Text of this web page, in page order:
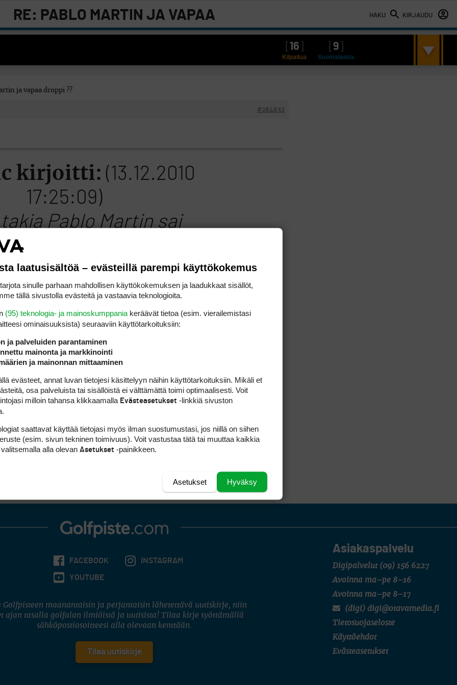
HAKU KIRJAUDU
RE: PABLO MARTIN JA VAPAA
DROPPI ??
16 9
Kilpailua Suomalaista
ja vapaa droppi ??
#284832
kirjoitti: (13.12.2010
17:25:09)
Pablo Martin sai
väylällä 17 vapaa
lyötyään bunkkerin
pallo upposi ?
in long grass, and despite a free drop needed four shots to find the green and three
uponneen pallon saa rangaistuksetta nostaa, puhdistaa ja pudottaa koko
Asiakaspalvelu
Digipalvelut (09) 156 6227
Avoinna ma–pe 8–16
Avoinna ma–pe 8–17
(digi) digi@otavamedia.fi
Tietosuojaseloste
Käyttöehdot
Evästeasetukset
FACEBOOK INSTAGRAM
YOUTUBE
Golfpisteen maanantaisin ja perjantaisin lähetettävä uutiskirje, niin
ajan tasalla golfalan ilmiöistä ja uutisista! Tilaa kirje syöttämällä
sähköpostiosoitteesi alla olevaan kenttään.
Tilaa uutiskirje
laatusisältöä – evästeillä parempi käyttökokemus
sinulle parhaan mahdollisen käyttökokemuksen ja laadukkaat sisällöt,
tällä sivustolla evästeitä ja vastaavia teknologioita.
(95) teknologia- ja mainoskumppania keräävät tietoa (esim. vierailemis­tasi
ominaisuuk­sista) seuraaviin käyttötarkoituksiin:
ja palveluiden parantaminen
mainonta ja markkinointi
ja mainonnan mittaaminen
evästeet, annat luvan tietojesi käsittelyyn näihin käyttötarkoituksiin. Mikäli et
osa palveluista tai sisällöistä ei välttämättä toimi optimaalisesti. Voit
milloin tahansa klikkaamalla Evästeasetukset -linkkiä sivuston
saattavat käyttää tietojasi myös ilman suostumustasi, jos niillä on siihen
(esim. sivun tekninen toimivuus). Voit vastustaa tätä tai muuttaa kaikkia
alla olevan Asetukset -painikkeen.
Hyväksy
Asetukset